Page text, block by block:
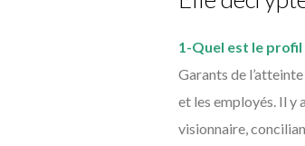
1-Quel est le profil
Garants de
et les employés. Il
visionnaire,